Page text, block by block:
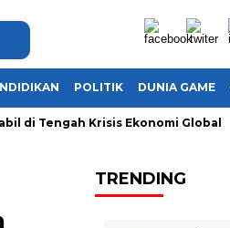
POLITIK DUNIA GAME
Tengah Krisis Ekonomi Global
TRENDING